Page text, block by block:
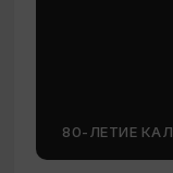
80-ЛЕТИЕ